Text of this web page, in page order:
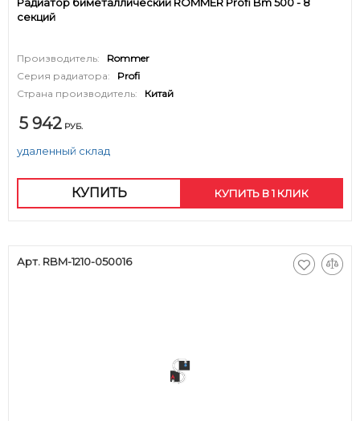
секций
Производитель:
Rommer
Серия радиатора:
Profi
Страна производитель:
Китай
5 942 РУБ.
удаленный склад
КУПИТЬ КУПИТЬ В 1 КЛИК
Арт. RBM-1210-050016